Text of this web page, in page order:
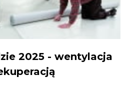
2025 - wentylacja